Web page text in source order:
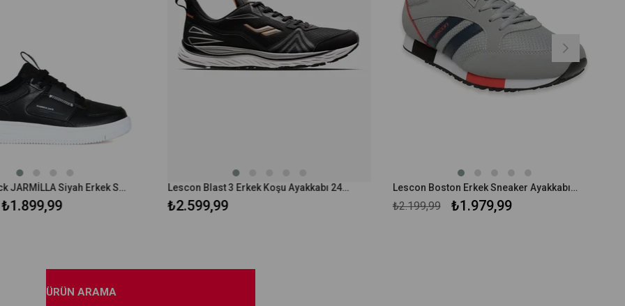
Hammer Jack JARMİLLA Siyah Erkek Spor Ayakkabı
₺1.899,99
Lescon Blast 3 Erkek Koşu Ayakkabı 24BAE00BLS3M
₺2.599,99
Lescon Boston Erkek Sneaker Ayakkabı 24BAE00BST5M
₺1.979,99
₺2.199,99
ÜRÜN ARAMA